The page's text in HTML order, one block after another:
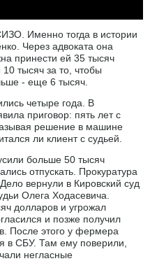
Именно тогда в истории
Через адвоката она
принести ей 35 тысяч
тысяч за то, чтобы
- еще 6 тысяч.
четыре года. В
приговор: пять лет с
решение в машине
ли клиент с судьей.
больше 50 тысяч
отпускать. Прокуратура
вернули в Кировский суд
Олега Ходасевича.
долларов и угрожал
и позже получил
После этого у фермера
в СБУ. Там ему поверили,
негласные